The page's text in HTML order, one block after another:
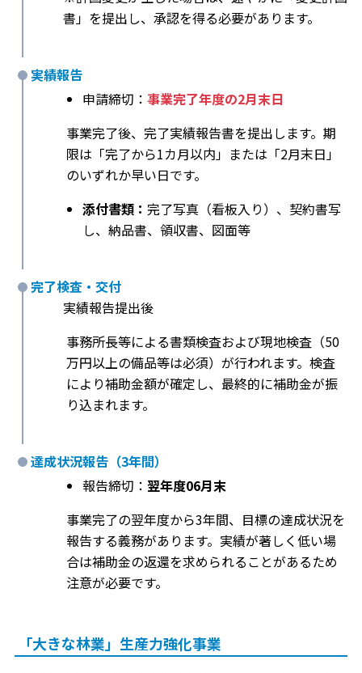
書」を提出し、承認を得る必要があります。
実績報告
申請締切： 事業完了年度の2月末日
事業完了後、完了実績報告書を提出します。期
限は「完了から1カ月以内」または「2月末日」
のいずれか早い日です。
添付書類： 完了写真（看板入り）、契約書写
し、納品書、領収書、図面等
完了検査・交付
実績報告提出後
事務所長等による書類検査および現地検査（50
万円以上の備品等は必須）が行われます。検査
により補助金額が確定し、最終的に補助金が振
り込まれます。
達成状況報告（3年間）
報告締切： 翌年度06月末
事業完了の翌年度から3年間、目標の達成状況を
報告する義務があります。実績が著しく低い場
合は補助金の返還を求められることがあるため
注意が必要です。
「大きな林業」生産力強化事業